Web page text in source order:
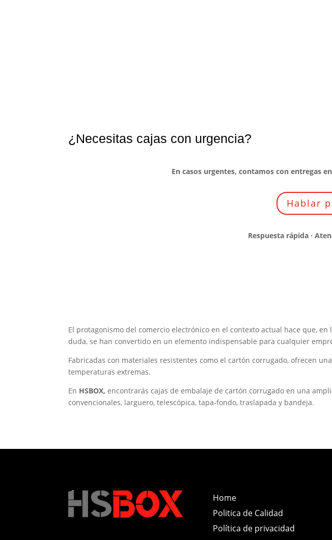
¿Necesitas cajas con urgencia?
En casos urgentes, contamos con entregas
Hablar
Respuesta rápida ·
El protagonismo del comercio electrónico en el contexto actual hace que,
duda, se han convertido en un elemento indispensable para cualquier
Fabricadas con materiales resistentes como el cartón corrugado, ofrecen
temperaturas extremas.
En HSBOX, encontrarás cajas de embalaje de cartón corrugado en una
convencionales, larguero, telescópica, tapa-fondo, traslapada y bandeja.
Home
Politica de Calidad
Política de privacidad